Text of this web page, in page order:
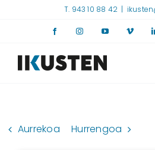
T. 943 10 88 42 |
FacebookInstagramYouTubeVimeo
Aurrekoa Hurrengoa